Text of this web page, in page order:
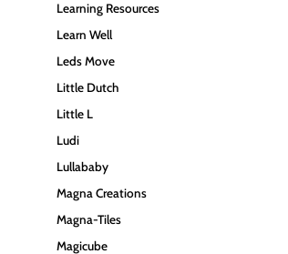
Learning Resources
Learn Well
Leds Move
Little Dutch
Little L
Ludi
Lullababy
Magna Creations
Magna-Tiles
Magicube